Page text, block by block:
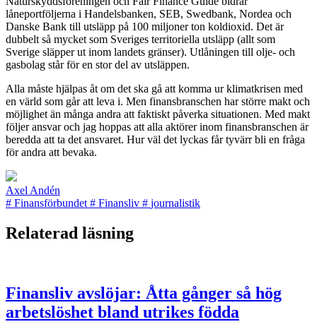
låneportföljerna i Handelsbanken, SEB, Swedbank, Nordea och
Danske Bank till utsläpp på 100 miljoner ton koldioxid. Det är
dubbelt så mycket som Sveriges territoriella utsläpp (allt som
Sverige släpper ut inom landets gränser). Utlåningen till olje- och
gasbolag står för en stor del av utsläppen.
Alla måste hjälpas åt om det ska gå att komma ur klimatkrisen med
en värld som går att leva i. Men finansbranschen har större makt och
möjlighet än många andra att faktiskt påverka situationen. Med makt
följer ansvar och jag hoppas att alla aktörer inom finansbranschen är
beredda att ta det ansvaret. Hur väl det lyckas får tyvärr bli en fråga
för andra att bevaka.
Axel Andén
# Finansförbundet # Finansliv # journalistik
Relaterad läsning
Finansliv avslöjar: Åtta gånger så hög
arbetslöshet bland utrikes födda